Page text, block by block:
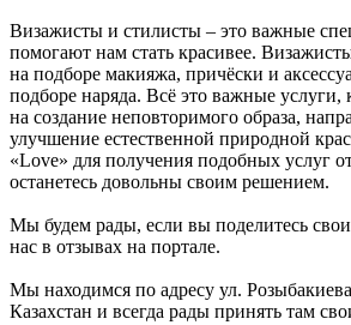
Визажисты и стилисты – это важные
помогают нам стать красивее.
на подборе макияжа, причёски и
подборе наряда. Всё это важные услуги,
на создание неповторимого образа,
улучшение естественной природной
«Love» для получения подобных услуг
останетесь довольны своим решением.
Мы будем рады, если вы поделитесь
нас в отзывах на портале.
Мы находимся по адресу ул.
Казахстан и всегда рады принять там